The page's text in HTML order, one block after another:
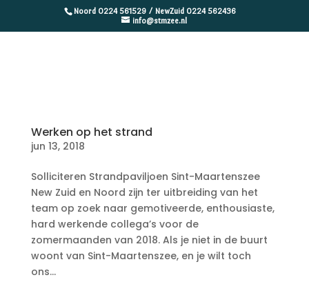
Noord 0224 561529 / NewZuid 0224 562436
info@stmzee.nl
Werken op het strand
jun 13, 2018
Solliciteren Strandpaviljoen Sint-Maartenszee
New Zuid en Noord zijn ter uitbreiding van het
team op zoek naar gemotiveerde, enthousiaste,
hard werkende collega’s voor de
zomermaanden van 2018. Als je niet in de buurt
woont van Sint-Maartenszee, en je wilt toch
ons...